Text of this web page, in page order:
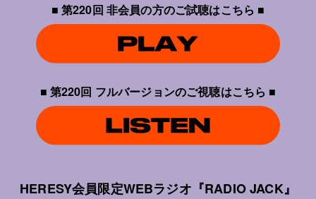
■ 第220回 非会員の方のご試聴はこちら ■
■ 第220回 フルバージョンのご視聴はこちら ■
HERESY会員限定WEBラジオ『RADIO JACK』